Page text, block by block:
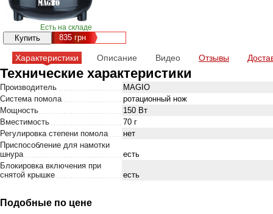
Есть на складе
835грн
Характеристики Описание Видео Отзывы
Технические характеристики
Производитель
MAGIO
Система помола
ротационный нож
Мощность
150 Вт
Вместимость
70 г
Регулировка степени помола
нет
Приспособление для намотки
шнура
есть
Блокировка включения при
снятой крышке
есть
Подобные по цене